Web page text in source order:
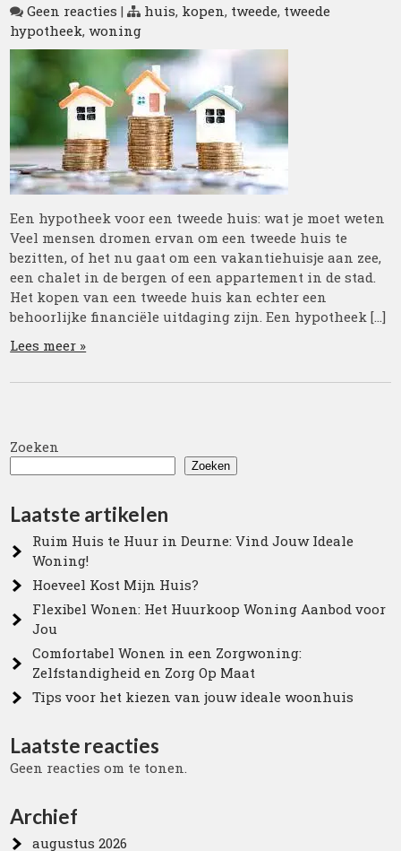
Geen reacties | huis, kopen, tweede, tweede
hypotheek,woning
Een hypotheek voor een tweede huis: wat je moet weten
Veel mensen dromen ervan om een tweede huis te
bezitten, of het nu gaat om een vakantiehuisje aan zee,
een chalet in de bergen of een appartement in de stad.
Het kopen van een tweede huis kan echter een
behoorlijke financiële uitdaging zijn. Een hypotheek […]
Lees meer »
Zoeken
Zoeken
Laatste artikelen
Ruim Huis te Huur in Deurne: Vind Jouw Ideale
Woning!
Hoeveel Kost Mijn Huis?
Flexibel Wonen: Het Huurkoop Woning Aanbod voor
Jou
Comfortabel Wonen in een Zorgwoning:
Zelfstandigheid en Zorg Op Maat
Tips voor het kiezen van jouw ideale woonhuis
Laatste reacties
Geen reacties om te tonen.
Archief
augustus 2026